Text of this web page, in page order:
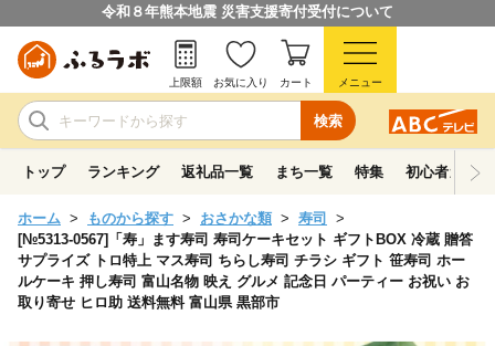
令和８年熊本地震 災害支援寄付受付について
検索
上限額 お気に入り カート メニュー
トップ ランキング 返礼品一覧 まち一覧 特集 初心者ガイド
ホーム ものから探す おさかな類
寿司
[№5313-0567]「寿」ます寿司 寿司ケーキセット ギフトBOX 冷蔵 贈答
サプライズ トロ特上 マス寿司 ちらし寿司 チラシ ギフト 笹寿司 ホー
ルケーキ 押し寿司 富山名物 映え グルメ 記念日 パーティー お祝い お
取り寄せ ヒロ助 送料無料 富山県 黒部市